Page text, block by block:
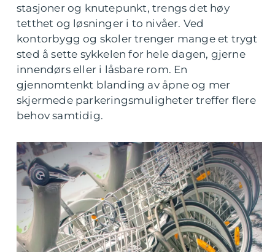
stasjoner og knutepunkt, trengs det høy
tetthet og løsninger i to nivåer. Ved
kontorbygg og skoler trenger mange et trygt
sted å sette sykkelen for hele dagen, gjerne
innendørs eller i låsbare rom. En
gjennomtenkt blanding av åpne og mer
skjermede parkeringsmuligheter treffer flere
behov samtidig.